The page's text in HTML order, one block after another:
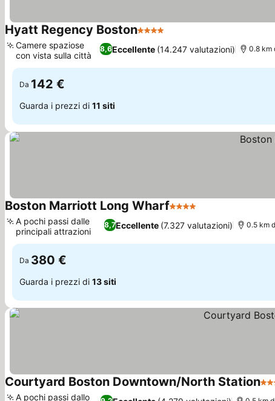
Hyatt Regency Boston4 Stelle
8,6Eccellente (14.247 valutazioni)
Camere spaziose
con vista sulla città
0.8 km
Da 142 €
Guarda i prezzi di 11 siti
Boston Marriott Long Wharf4 Stelle
8,7Eccellente (7.327 valutazioni)
A pochi passi dalle
principali attrazioni
0.5 km
Da 380 €
Guarda i prezzi di 13 siti
Courtyard Boston Downtown/North Station3
A pochi passi dallo